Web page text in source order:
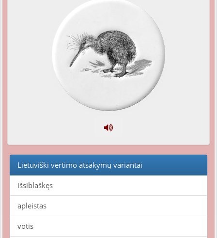
Lietuviški vertimo atsakymų variantai
išsiblaškęs
apleistas
votis